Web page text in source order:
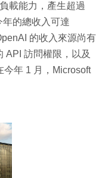
載能力，產生超過
的總收入可達
的收入來源尚有
API 訪問權限，以及
今年 1 月，Microsoft